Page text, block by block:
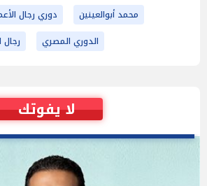
محمد أبوالعينين دوري رجال
الدوري المصري
رجال
لا يفوتك